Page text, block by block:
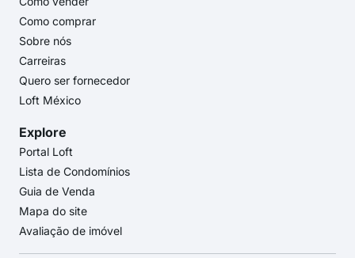
Como comprar
Sobre nós
Carreiras
Quero ser fornecedor
Loft México
Explore
Portal Loft
Lista de Condomínios
Guia de Venda
Mapa do site
Avaliação de imóvel